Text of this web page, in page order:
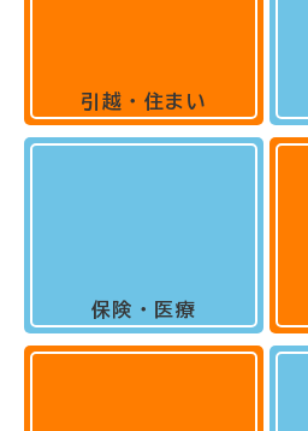
引越・住まい
保険・医療